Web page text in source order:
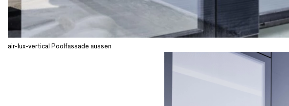
air-lux-vertical Poolfassade aussen